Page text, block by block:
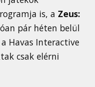
is, a Zeus:
pár héten belül
Havas Interactive
csak elérni